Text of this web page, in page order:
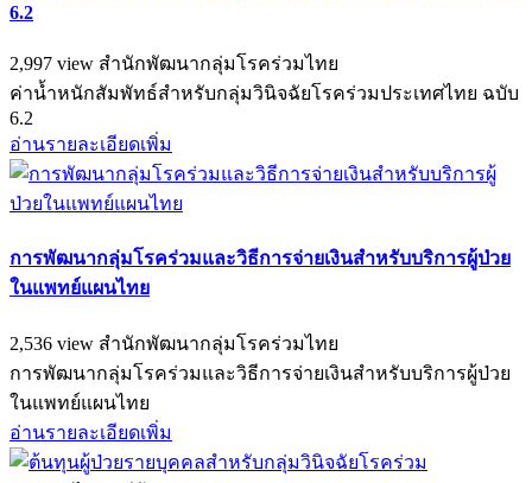
6.2
2,997 view สำนักพัฒนากลุ่มโรคร่วมไทย
ค่าน้ำหนักสัมพัทธ์สำหรับกลุ่มวินิจฉัยโรคร่วมประเทศไทย ฉบับ
6.2
อ่านรายละเอียดเพิ่ม
การพัฒนากลุ่มโรคร่วมและวิธีการจ่ายเงินสำหรับบริการผู้ป่วย
ในแพทย์แผนไทย
2,536 view สำนักพัฒนากลุ่มโรคร่วมไทย
การพัฒนากลุ่มโรคร่วมและวิธีการจ่ายเงินสำหรับบริการผู้ป่วย
ในแพทย์แผนไทย
อ่านรายละเอียดเพิ่ม